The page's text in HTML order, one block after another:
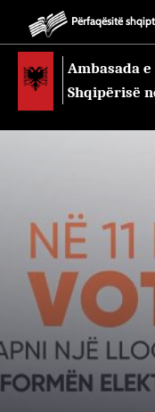
Përfaqësitë
Ambasada
Shqipërisë